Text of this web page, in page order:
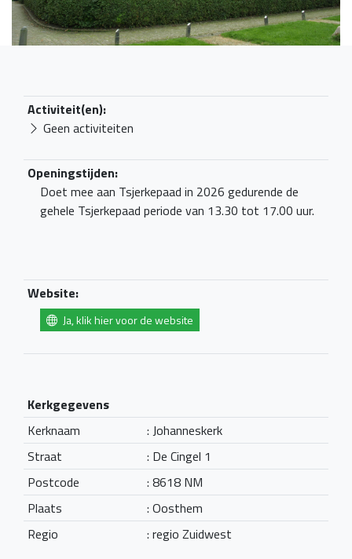
Activiteit(en):
Geen activiteiten
Openingstijden:
Doet mee aan Tsjerkepaad in 2026 gedurende de
gehele Tsjerkepaad periode van 13.30 tot 17.00 uur.
Website:
Ja, klik hier voor de website
Kerkgegevens
Kerknaam
: Johanneskerk
Straat
: De Cingel 1
Postcode
: 8618 NM
Plaats
: Oosthem
Regio
: regio Zuidwest